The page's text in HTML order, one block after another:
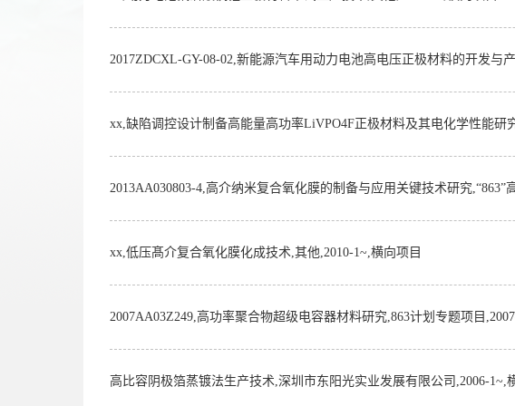
2017ZDCXL-GY-08-02,新能源汽车用动力电池高电压正极材料的开发与
xx,缺陷调控设计制备高能量高功率LiVPO4F正极材料及其电化学性能研
2013AA030803-4,高介纳米复合氧化膜的制备与应用关键技术研究,“863”
xx,低压髙介复合氧化膜化成技术,其他,2010-1~,横向项目
2007AA03Z249,高功率聚合物超级电容器材料研究,863计划专题项目
高比容阴极箔蒸镀法生产技术,深圳市东阳光实业发展有限公司,2006-1~,